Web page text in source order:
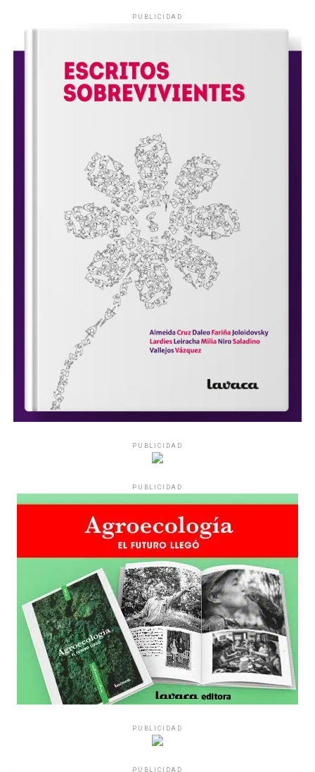
PUBLICIDAD
PUBLICIDAD
PUBLICIDAD
PUBLICIDAD
PUBLICIDAD